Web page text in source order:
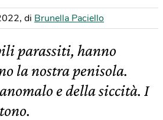
, di Brunella Paciello
parassiti, hanno
la nostra penisola.
e della siccità. I